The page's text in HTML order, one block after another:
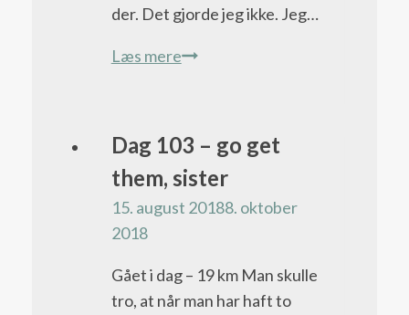
der. Det gjorde jeg ikke. Jeg…
Læs mereDag
de
turister
Pacific
Crest
Trail
bloggen
Dag 103 – go get
them, sister
15. august 20188. oktober
2018
Gået i dag – 19 km Man skulle
tro, at når man har haft to